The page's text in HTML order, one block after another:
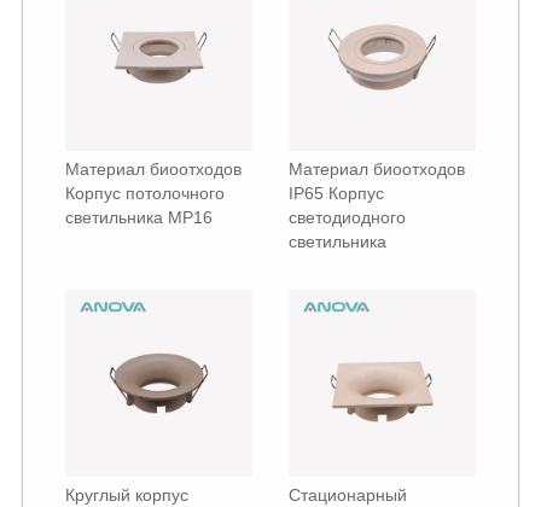
Материал биоотходов
Корпус потолочного
светильника МР16
Материал биоотходов
IP65 Корпус
светодиодного
светильника
Круглый корпус
Стационарный